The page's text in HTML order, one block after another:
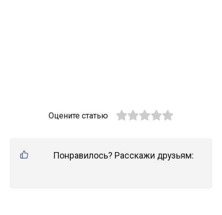
Оцените статью
Понравилось? Расскажи друзьям: